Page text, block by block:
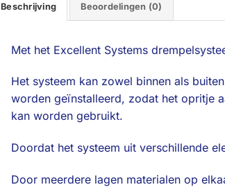
Beschrijving Beoordelingen (0)
Met het Excellent Systems
Het systeem kan zowel binnen als
worden geïnstalleerd, zodat het opritje
kan worden gebruikt.
Doordat het systeem uit verschillende
Door meerdere lagen materialen op